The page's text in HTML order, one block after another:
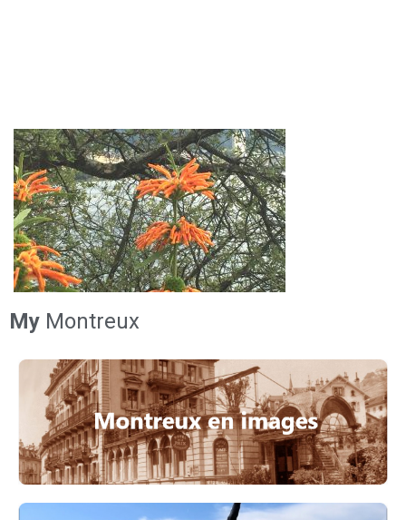
My Montreux